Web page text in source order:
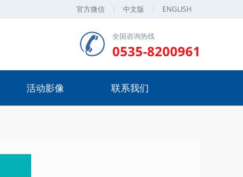
官方微信 中文版 ENGLISH
全国咨询热线
0535-8200961
活动影像 联系我们